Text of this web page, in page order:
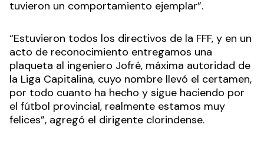
tuvieron un comportamiento ejemplar”.
“Estuvieron todos los directivos de la FFF, y en un
acto de reconocimiento entregamos una
plaqueta al ingeniero Jofré, máxima autoridad de
la Liga Capitalina, cuyo nombre llevó el certamen,
por todo cuanto ha hecho y sigue haciendo por
el fútbol provincial, realmente estamos muy
felices”, agregó el dirigente clorindense.